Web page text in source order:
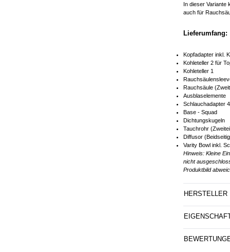
In dieser Variante
auch für
Lieferumfang:
Kopfadapter inkl.
Kohleteller 2 für
Kohleteller 1
Rauchsäule
Ausblaselemente
Schlauchadapter
Base - Squad
Dichtungskugeln
Tauchrohr
Diffusor
Varity Bowl inkl.
Hinweis: Kleine
nicht
Produktbild
HERSTELLER